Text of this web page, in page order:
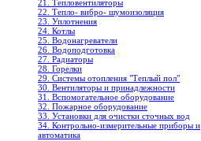
21. Тепловентиляторы
22. Тепло- вибро- шумоизоляция
23. Уплотнения
24. Котлы
25. Водонагреватели
26. Водоподготовка
27. Радиаторы
28. Горелки
29. Системы отопления "Теплый пол"
30. Вентиляторы и принадлежности
31. Вспомогательное оборудование
32. Пожарное оборудование
33. Установки для очистки сточных вод
34. Контрольно-измерительные приборы и
автоматика